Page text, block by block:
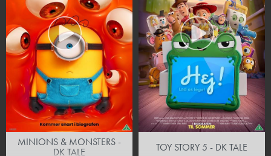
MINIONS & MONSTERS -
DK TALE
TOY STORY 5 - DK TALE